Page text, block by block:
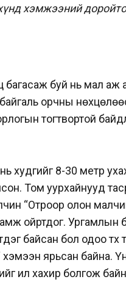
хэмжээний
багасаж буй нь мал аж
орчны
тогтвортой
худгийг 8-30 метр
Том уурхайнууд
“Отроор олон
ойртдог. Ургамлын
байсан бол одоо түүх
хэмээн ярьсан байна.
илүү хахир болгож